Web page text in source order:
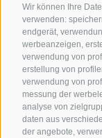
Wir können Ihre
verwenden:
endgerät,
werbeanzeigen,
verwendung von
erstellung von
verwendung von
messung der
analyse von
daten aus
der angebote,